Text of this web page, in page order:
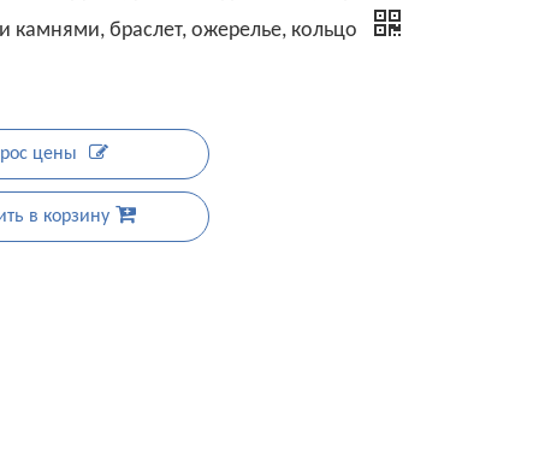
камнями, браслет, ожерелье, кольцо
цены
в корзину